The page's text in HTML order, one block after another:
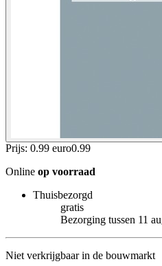
Prijs: 0.99 euro0.99
Online op voorraad
Thuisbezorgd
gratis
Bezorging tussen 11
Niet verkrijgbaar in de bouwmarkt